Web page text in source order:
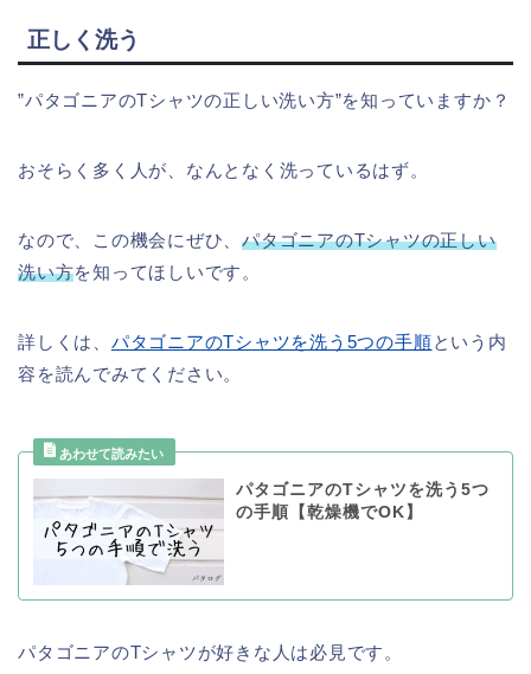
正しく洗う
”パタゴニアのTシャツの正しい洗い方”を知っていますか？
おそらく多く人が、なんとなく洗っているはず。
なので、この機会にぜひ、パタゴニアのTシャツの正しい
洗い方を知ってほしいです。
詳しくは、 パタゴニアのTシャツを洗う5つの手順という内
容を読んでみてください。
パタゴニアのTシャツを洗う5つ
の手順【乾燥機でOK】
パタゴニアのTシャツが好きな人は必見です。